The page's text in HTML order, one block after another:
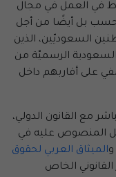
في العمل في مجال
بل أيضًا من أجل
السعوديّين، الذين
الرسميّة من
على أقاربهم داخل
مع القانون الدولي،
المنصوص عليه في
الميثاق العربي لحقوق
القانوني الخاص